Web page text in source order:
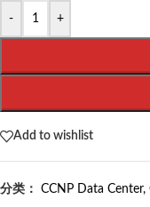
- +
Add to wishlist
分类： CCNP Data Center,